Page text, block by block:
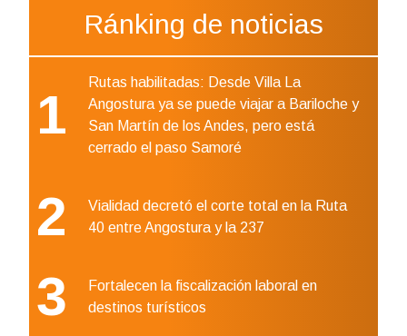
Ránking de noticias
1
Rutas habilitadas: Desde Villa La
Angostura ya se puede viajar a Bariloche y
San Martín de los Andes, pero está
cerrado el paso Samoré
2
Vialidad decretó el corte total en la Ruta
40 entre Angostura y la 237
3
Fortalecen la fiscalización laboral en
destinos turísticos